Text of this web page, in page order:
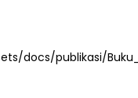
docs/publikasi/